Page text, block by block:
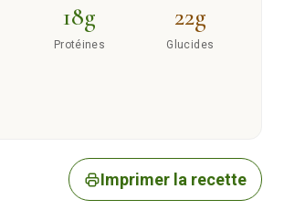
18g
Protéines
22g
Glucides
Imprimer la recette